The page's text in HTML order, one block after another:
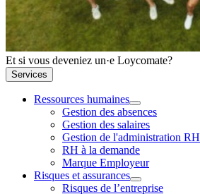
Et si vous deveniez un·e Loycomate?
Services
Ressources humaines
Gestion des absences
Gestion des salaires
Gestion de l'administration RH
RH à la demande
Marque Employeur
Risques et assurances
Risques de l’entreprise